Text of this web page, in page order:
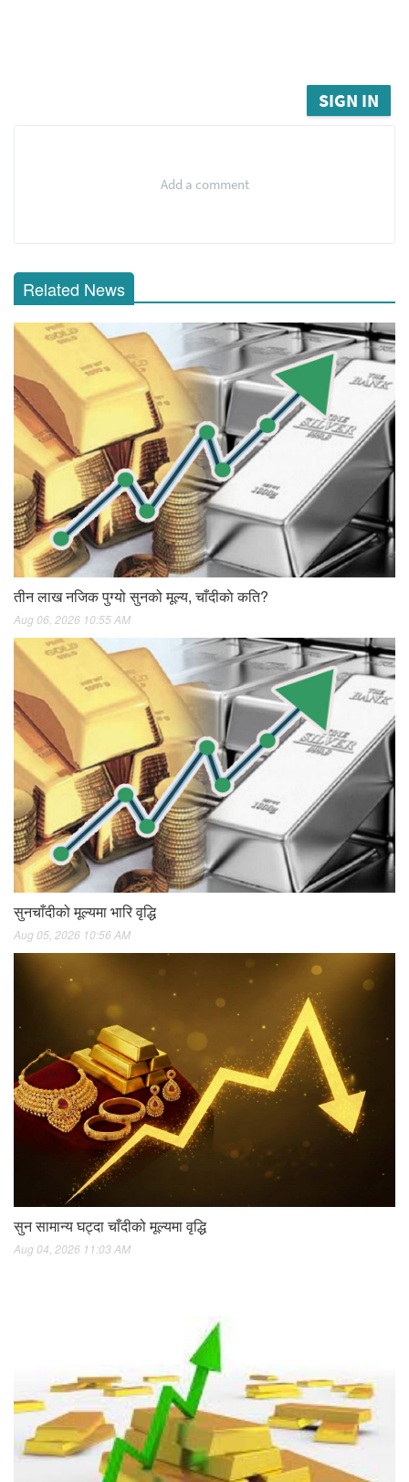
SIGN IN
Add a comment
Related News
तीन लाख नजिक पुग्यो सुनको मूल्य, चाँदीकाे कति?
Aug 06, 2026 10:55 AM
सुनचाँदीको मूल्यमा भारि वृद्धि
Aug 05, 2026 10:56 AM
सुन सामान्य घट्दा चाँदीको मूल्यमा वृद्धि
Aug 04, 2026 11:03 AM